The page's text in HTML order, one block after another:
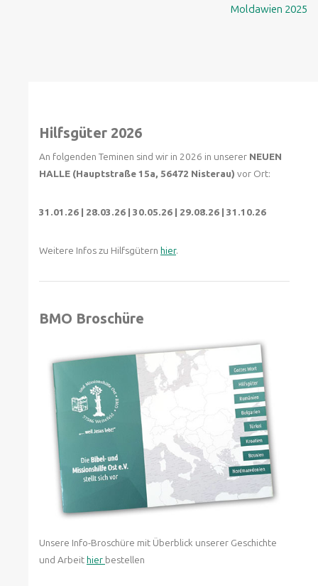
Moldawien 2025
Hilfsgüter 2026
An folgenden Teminen sind wir in 2026 in unserer NEUEN
HALLE (Hauptstraße 15a, 56472 Nisterau) vor Ort:
31.01.26 | 28.03.26 | 30.05.26 | 29.08.26 | 31.10.26
Weitere Infos zu Hilfsgütern hier.
BMO Broschüre
Unsere Info-Broschüre mit Überblick unserer Geschichte
und Arbeithier bestellen